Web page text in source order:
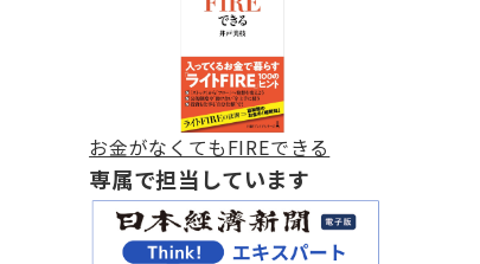
お金がなくてもFIREできる
専属で担当しています